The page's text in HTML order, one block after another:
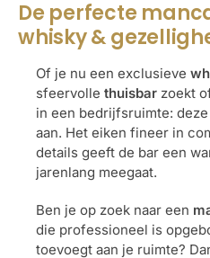
De perfecte
whisky &
Of je nu een exclusieve
sfeervolle thuisbar zoekt
in een bedrijfsruimte:
aan. Het eiken fineer in
details geeft de bar een
jarenlang meegaat.
Ben je op zoek naar een
die professioneel is
toevoegt aan je ruimte?